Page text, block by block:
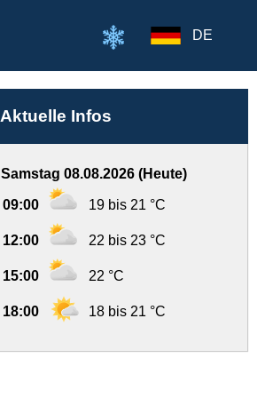
DE
Aktuelle Infos
Samstag 08.08.2026 (Heute)
09:00 19 bis 21 °C
12:00 22 bis 23 °C
15:00 22 °C
18:00 18 bis 21 °C